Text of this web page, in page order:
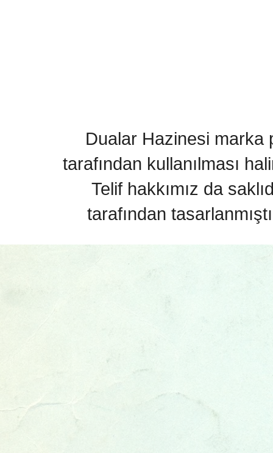
Dualar Hazinesi marka
tarafından kullanılması
Telif hakkımız da
tarafından